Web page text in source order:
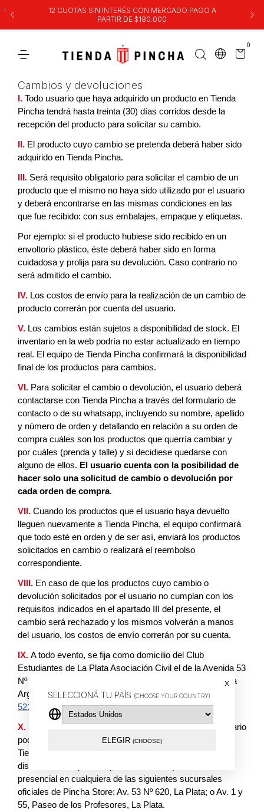
SELECCIONÁ TU PAÍS (CHOOSE YOUR COUNTRY)
x
ELEGIR (CHOOSE)
12 CUOTAS SIN INTERÉS CON MERCADO PAGO A
PARTIR DE $180.000
0
Cambios y devoluciones
I. Todo usuario que haya adquirido un producto en Tienda
Pincha tendrá hasta treinta (30) días corridos desde la
recepción del producto para solicitar su cambio.
II. El producto cuyo cambio se pretenda deberá haber sido
adquirido en Tienda Pincha.
III. Será requisito obligatorio para solicitar el cambio de un
producto que el mismo no haya sido utilizado por el usuario
y deberá encontrarse en las mismas condiciones en las
que fue recibido: con sus embalajes, empaque y etiquetas.
Por ejemplo: si el producto hubiese sido recibido en un
envoltorio plástico, éste deberá haber sido en forma
cuidadosa y prolija para su devolución. Caso contrario no
será admitido el cambio.
IV. Los costos de envío para la realización de un cambio de
producto correrán por cuenta del usuario.
V. Los cambios están sujetos a disponibilidad de stock. El
inventario en la web podría no estar actualizado en tiempo
real. El equipo de Tienda Pincha confirmará la disponibilidad
final de los productos para cambios.
VI. Para solicitar el cambio o devolución, el usuario deberá
contactarse con Tienda Pincha a través del formulario de
contacto o de su whatsapp, incluyendo su nombre, apellido
y número de orden y detallando en relación a su orden de
compra cuáles son los productos que querría cambiar y
por cuáles (prenda y talle) y si decidiese quedarse con
alguno de ellos. El usuario cuenta con la posibilidad de
hacer solo una solicitud de cambio o devolución por
cada orden de compra.
VII. Cuando los productos que el usuario haya devuelto
lleguen nuevamente a Tienda Pincha, el equipo confirmará
que todo esté en orden y de ser así, enviará los productos
solicitados en cambio o realizará el reembolso
correspondiente.
VIII. En caso de que los productos cuyo cambio o
devolución solicitados por el usuario no cumplan con los
requisitos indicados en el apartado III del presente, el
cambio será rechazado y los mismos volverán a manos
del usuario, los costos de envío correrán por su cuenta.
IX. A todo evento, se fija como domicilio del Club
Estudiantes de La Plata Asociación Civil el de la Avenida 53
Nº 620 de La Plata, provincia de Buenos Aires, República
Argentina, e-mail: hola@tiendapincha.com, Tel. +54 221
521 7103
X.
Sin perjuicio de lo dispuesto precedentemente, el usuario
podrá efectuar el cambio de los productos adquiridos en
Tienda Pincha exclusivamente por talle (no por modelo,
diseño, color ni por otro producto distinto), de manera
presencial en cualquiera de las siguientes sucursales
oficiales de Pincha Store: Av. 53 Nº 620, La Plata; o Av. 1 y
55, Paseo de los Profesores, La Plata.